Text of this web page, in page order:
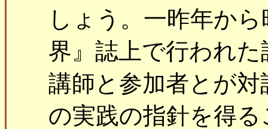
しょう。一昨年か
界』誌上で行われ
講師と参加者とが
の実践の指針を得